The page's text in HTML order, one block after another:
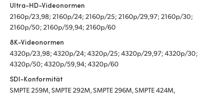
Ultra-HD-Videonormen
2160p/23,98; 2160p/24; 2160p/25; 2160p/29,97; 2160p/30;
2160p/50; 2160p/59,94; 2160p/60
8K-Videonormen
4320p/23,98; 4320p/24; 4320p/25; 4320p/29,97; 4320p/30;
4320p/50; 4320p/59,94; 4320p/60
SDI-Konformität
SMPTE 259M, SMPTE 292M, SMPTE 296M, SMPTE 424M,